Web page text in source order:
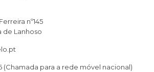
nº145
de Lanhoso
(Chamada para a rede móvel nacional)